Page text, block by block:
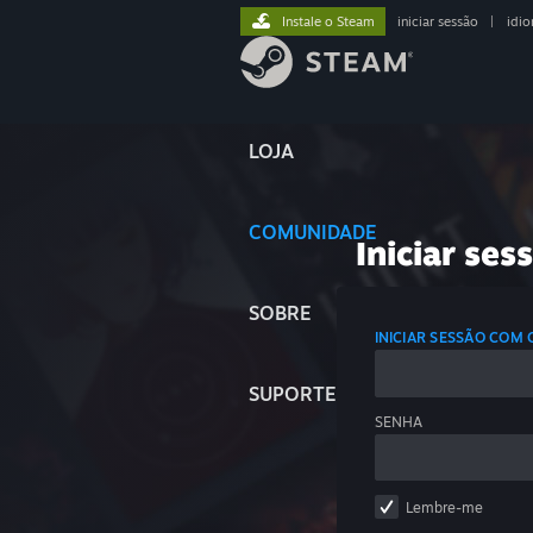
LOJA
COMUNIDADE
SOBRE
SUPORTE
Instale o Steam iniciar sessão
Iniciar
INICIAR SESSÃO COM
SENHA
Lembre-me